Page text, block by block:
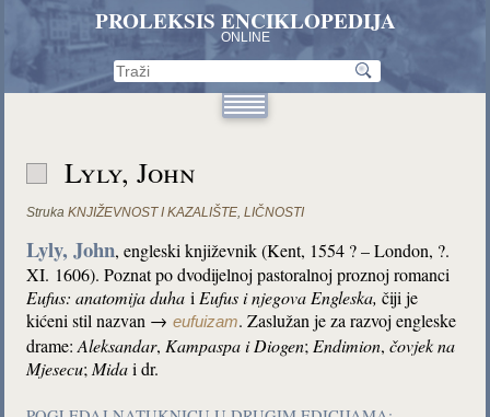
PROLEKSIS ENCIKLOPEDIJA
ONLINE
Lyly, John
Struka KNJIŽEVNOST I KAZALIŠTE,LIČNOSTI
Lyly, John, engleski književnik (Kent, 1554 ? – London, ?.
XI. 1606). Poznat po dvodijelnoj pastoralnoj proznoj romanci
Eufus: anatomija duhai Eufus i njegova Engleska, čiji je
kićeni stil nazvan →eufuizam. Zaslužan je za razvoj engleske
drame:Aleksandar, Kampaspa i Diogen; Endimion,čovjek na
Mjesecu; Midai dr.